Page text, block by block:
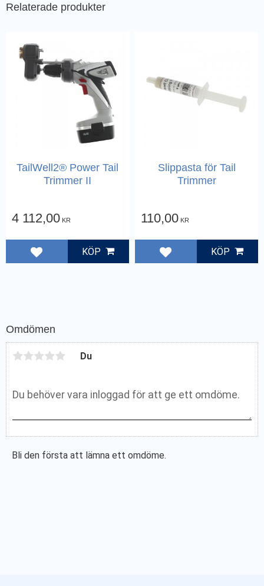
Omdömen
Du
Bli den första att lämna ett omdöme.
Relaterade produkter
TailWell2® Power Tail
Trimmer II
4 112,00 KR
Lägg till i favoriter
KÖP
Slippasta för Tail
Trimmer
110,00 KR
Lägg till i favoriter
KÖP